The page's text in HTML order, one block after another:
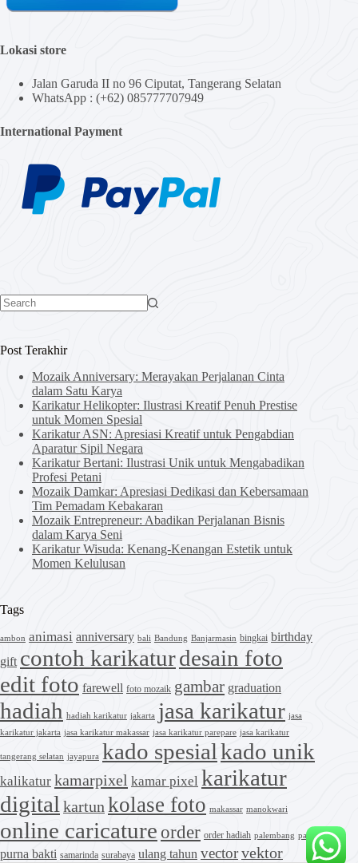
Lokasi store
Jalan Garuda II no 96 Ciputat, Tangerang Selatan
WhatsApp : (+62) 085777707949
International Payment
Post Terakhir
Mozaik Anniversary: Merayakan Perjalanan Cinta
dalam Satu Karya
Karikatur Helikopter: Ilustrasi Kreatif Penuh Prestise
untuk Momen Spesial
Karikatur ASN: Apresiasi Kreatif untuk Pengabdian
Aparatur Sipil Negara
Karikatur Bertani: Ilustrasi Unik untuk Mengabadikan
Profesi Petani
Mozaik Damkar: Apresiasi Dedikasi dan Kebersamaan
Tim Pemadam Kebakaran
Mozaik Entrepreneur: Abadikan Perjalanan Bisnis
dalam Karya Seni
Karikatur Wisuda: Kenang-Kenangan Estetik untuk
Momen Kelulusan
Tags
ambon animasi anniversary bali Bandung Banjarmasin bingkai birthday
gift contoh karikaturdesain foto
edit foto farewell foto mozaik gambar graduation
hadiah hadiah karikatur jakarta jasa karikatur jasa
karikatur jakarta jasa karikatur makassar jasa karikatur parepare jasa karikatur
tangerang selatan jayapura kado spesialkado unik
kalikatur kamarpixel kamar pixel karikatur
digital kartun kolase foto makassar manokwari
online caricature order order hadiah palembang palu
purna bakti samarinda surabaya ulang tahun vectorvektor